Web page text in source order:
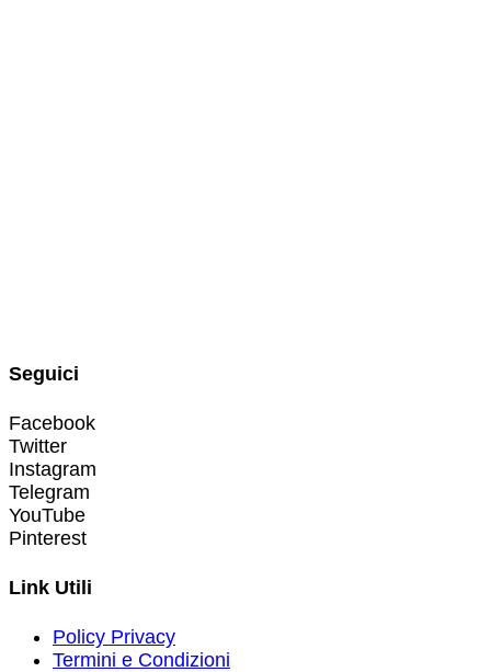
Seguici
Facebook
Twitter
Instagram
Telegram
YouTube
Pinterest
Link Utili
Policy Privacy
Termini e Condizioni